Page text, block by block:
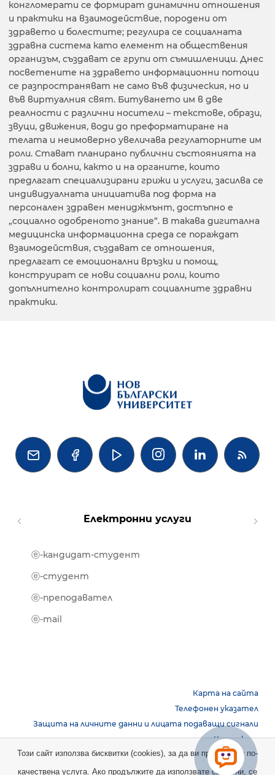
конгломерати се формират динамични отношения
и практики на взаимодействие, породени от
здравето и болестите; регулира се социалната
здравна система като елемент на обществения
организъм, създават се групи от съмишленици. Днес
посветените на здравето информационни потоци
се разпространяват не само във физическия, но и
във виртуалния свят. Битуването им в две
реалности с различни носители – текстове, образи,
звуци, движения, води до преформатиране на
телата и неимоверно увеличава регулаторните им
роли. Стават планирано публични състоянията на
здрави и болни, както и на органите, които
предлагат специализирани грижи и услуги, засилва се
индивидуалната инициатива под форма на
персонален здравен мениджмънт, достъпно е
„социално одобреното знание“. В такава дигитална
медицинска информационна среда се пораждат
взаимодействия, създават се отношения,
предлагат се емоционални връзки и помощ,
конструират се нови социални роли, които
допълнително контролират социалните здравни
практики.
   
Електронни услуги
ⓔ-кандидат-студент
ⓔ-студент
ⓔ-преподавател
ⓔ-mail
Карта на сайта
Телефонен указател
Защита на личните данни и лицата подаващи сигнали
Контакти
Copyright © 2026 НБУ. Всички права запазени.
Този сайт използва бисквитки (cookies), за да ви предостави по-
качествена услуга. Ако продължите да използвате сайта ни, се